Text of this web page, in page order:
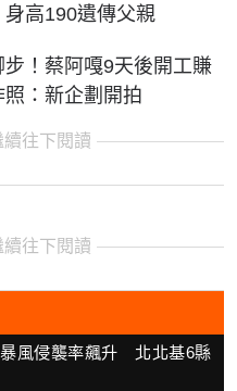
高190遺傳父親
！蔡阿嘎9天後開工賺
：新企劃開拍
往下閱讀
往下閱讀
風侵襲率飆升 北北基6縣